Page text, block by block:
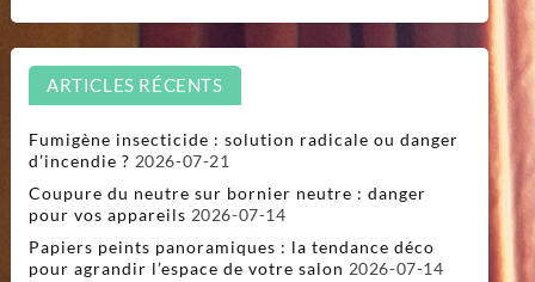
ARTICLES RÉCENTS
Fumigène insecticide : solution radicale ou danger
d’incendie ? 2026-07-21
Coupure du neutre sur bornier neutre : danger
pour vos appareils 2026-07-14
Papiers peints panoramiques : la tendance déco
pour agrandir l’espace de votre salon 2026-07-14